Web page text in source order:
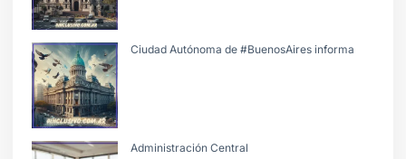
Ciudad Autónoma de #BuenosAires informa
Administración Central